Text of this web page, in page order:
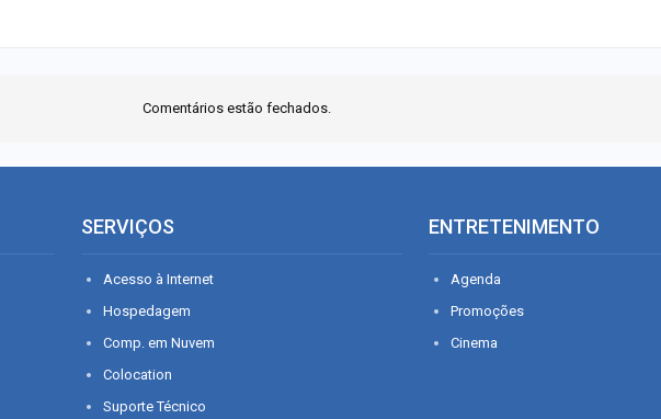
Comentários estão fechados.
SERVIÇOS
Acesso à Internet
Hospedagem
Comp. em Nuvem
Colocation
Suporte Técnico
ENTRETENIMENTO
Agenda
Promoções
Cinema